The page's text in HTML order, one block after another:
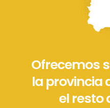
Ofrecemos
la provincia
el resto